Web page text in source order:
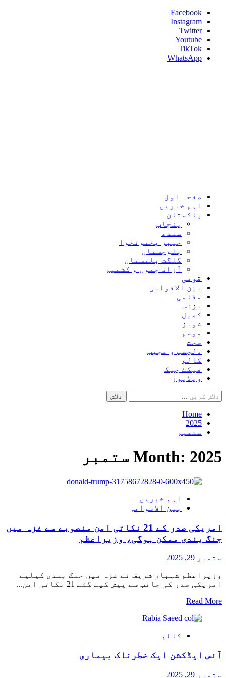
Skip
content
Facebook
Instagram
Twitter
Youtube
TikTok
WhatsApp
صفحہ اول
اہم خبریں
پاکستان
پنجاب
سندھ
خیبر پختونخوا
بلوچستان
گلگت بلتستان
آزاد جموں و کشمیر
قومی
بین الاقوامی
مقامی
بزنس
کھیل
شوبز
موسم
صحت
دلچسپ و عجیب
کالم
فیکٹ چیک
ویڈیوز
تلاش
کریں
برائے:Home
2025
ستمبر
Month: 2025 ستمبر
اہم خبریں
بین الاقوامی
امریکی صدر کے 21 نکاتی امن منصوبے سے غزہ میں
جنگ بندی ممکن ہوگی، وزیراعظم
ستمبر 29, 2025
وزیراعظم شہباز شریف نے غزہ میں جنگ بندی کیلیے
امریکی صدر کی جانب سے پیش کیے گئے 21 نکاتی امن...
Read More
Read
about
صدر
21
امن
کالم
آئس ایڈکشن ایک خطرناک بیماری
ستمبر 29, 2025